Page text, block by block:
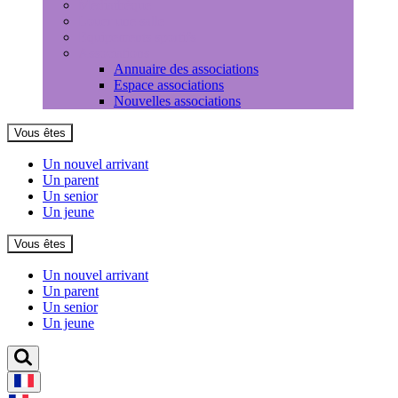
Annuaire des associations
Espace associations
Nouvelles associations
Vous êtes
Un nouvel arrivant
Un parent
Un senior
Un jeune
Vous êtes
Un nouvel arrivant
Un parent
Un senior
Un jeune